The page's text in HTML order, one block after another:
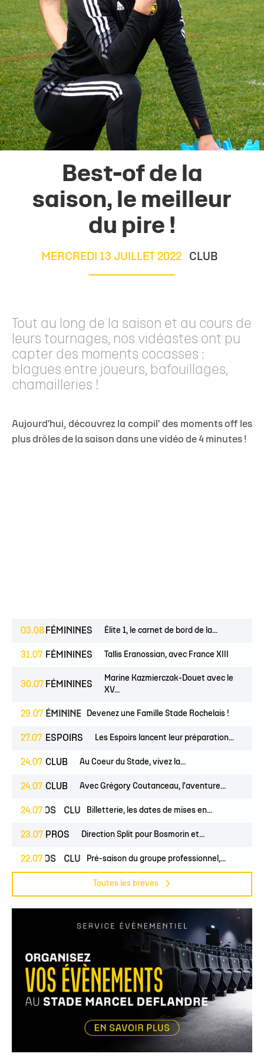
Best-of de la
saison, le meilleur
du pire !
MERCREDI 13 JUILLET 2022 CLUB
Tout au long de la saison et au cours de
leurs tournages, nos vidéastes ont pu
capter des moments cocasses :
blagues entre joueurs, bafouillages,
chamailleries !
Aujourd'hui, découvrez la compil' des moments off les
plus drôles de la saison dans une vidéo de 4 minutes !
03.08 FÉMININES Élite 1, le carnet de bord de la...
31.07 FÉMININES Tallis Eranossian, avec France XIII
30.07 FÉMININES
Marine Kazmierczak-Douet avec le
XV...
29.07
FÉMININES CLUB
Devenez une Famille Stade Rochelais !
27.07 ESPOIRS Les Espoirs lancent leur préparation...
24.07 CLUB Au Coeur du Stade, vivez la...
24.07 CLUB Avec Grégory Coutanceau, l'aventure...
24.07
PROS CLUB Billetterie, les dates de mises en...
23.07 PROS Direction Split pour Bosmorin et...
22.07
PROS CLUB Pré-saison du groupe professionnel,...
Toutes les brèves